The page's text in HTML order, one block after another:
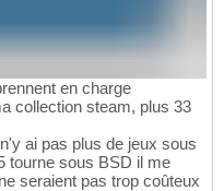
en charge
collection steam, plus 33
ai pas plus de jeux sous
tourne sous BSD il me
seraient pas trop coûteux